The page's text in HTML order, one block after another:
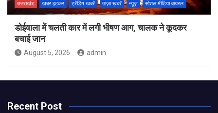
उत्तराखंड खबर हटकर ट्रेंडिंग खबरें ताज़ा ख़बरें न्यूज़ सोशल मीडिया वायरल
डोईवाला में चलती कार में लगी भीषण आग, चालक ने कूदकर
बचाई जान
August 5, 2026 admin
Recent Post